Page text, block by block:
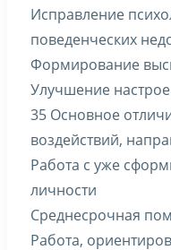
Исправление
поведенческих
Формирование
Улучшение
35 Основное
воздействий,
Работа с уже
личности
Среднесрочная
Работа,